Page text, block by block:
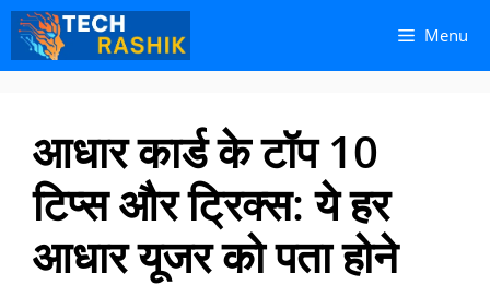
Skip
content
Skip
content
Menu
आधार कार्ड के टॉप 10
टिप्स और ट्रिक्स: ये हर
आधार यूजर को पता होने